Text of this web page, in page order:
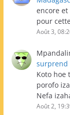
encore et
pour
Août 3,
surprend
Koto hoe
porofo
Nefa
Août 2,